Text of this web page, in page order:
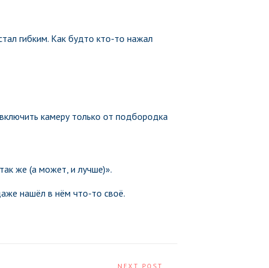
гибким. Как будто кто-то нажал
камеру только от подбородка
же (а может, и лучше)».
нашёл в нём что-то своё.